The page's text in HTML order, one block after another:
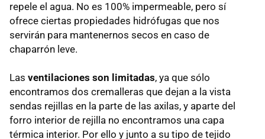
repele el agua. No es 100% impermeable, pero sí
ofrece ciertas propiedades hidrófugas que nos
servirán para mantenernos secos en caso de
chaparrón leve.
Las ventilaciones son limitadas, ya que sólo
encontramos dos cremalleras que dejan a la vista
sendas rejillas en la parte de las axilas, y aparte del
forro interior de rejilla no encontramos una capa
térmica interior. Por ello y junto a su tipo de tejido